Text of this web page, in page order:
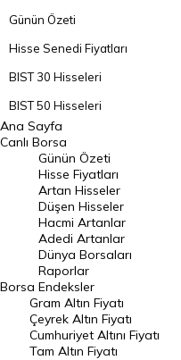
Günün Özeti
Hisse Senedi Fiyatları
BIST 30 Hisseleri
BIST 50 Hisseleri
BIST 100 Hisseleri
En Çok Artan Hisseler
En Çok Düşen Hisseler
Hacmi Artanlar
Geçmiş Kapanışlar
Dünya Borsaları
Raporlar
Endeksler
Ana Sayfa
Canlı Borsa
Borsa
Günün Özeti
Hisse Fiyatları
Artan Hisseler
Düşen Hisseler
Hacmi Artanlar
Adedi Artanlar
Dünya Borsaları
Raporlar
Endeksler
Gram Altın Fiyatı
Çeyrek Altın Fiyatı
Cumhuriyet Altını Fiyatı
Tam Altın Fiyatı